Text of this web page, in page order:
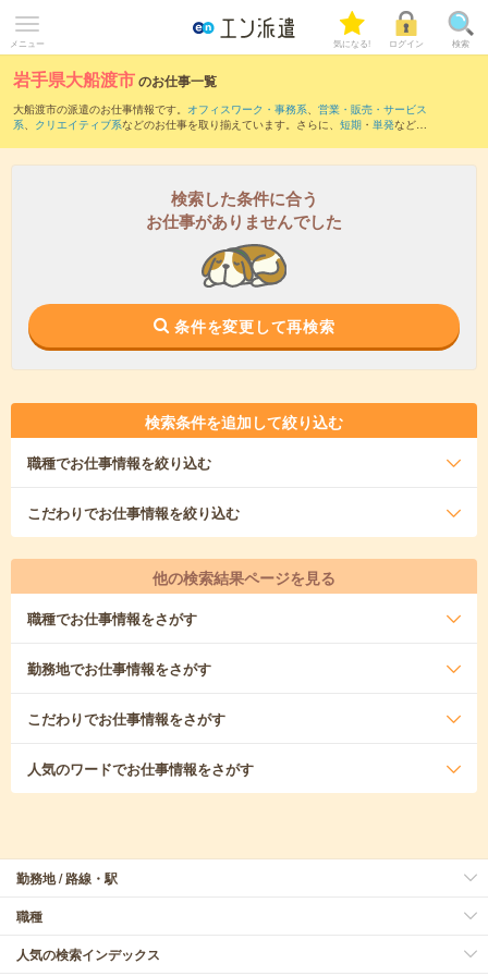
メニュー 気になる! ログイン 検索
岩手県大船渡市のお仕事一覧
大船渡市の派遣のお仕事情報です。 オフィスワーク・事務系、 営業・販売・サービス
系、 クリエイティブ系などのお仕事を取り揃えています。さらに、 短期 ・ 単発などの
また、陸前高田市など隣接エリアのお仕事もご確認いただけます。
検索した条件に合う
お仕事がありませんでした
条件を変更して再検索
検索条件を追加して絞り込む
職種でお仕事情報を絞り込む
こだわりでお仕事情報を絞り込む
他の検索結果ページを見る
職種でお仕事情報をさがす
勤務地でお仕事情報をさがす
こだわりでお仕事情報をさがす
人気のワードでお仕事情報をさがす
勤務地 / 路線・駅
職種
人気の検索インデックス